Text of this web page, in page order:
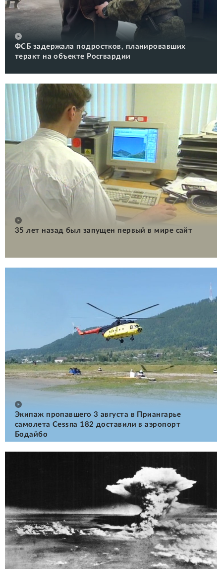
ФСБ задержала подростков, планировавших
теракт на объекте Росгвардии
35 лет назад был запущен первый в мире сайт
Экипаж пропавшего 3 августа в Приангарье
самолета Cessna 182 доставили в аэропорт
Бодайбо